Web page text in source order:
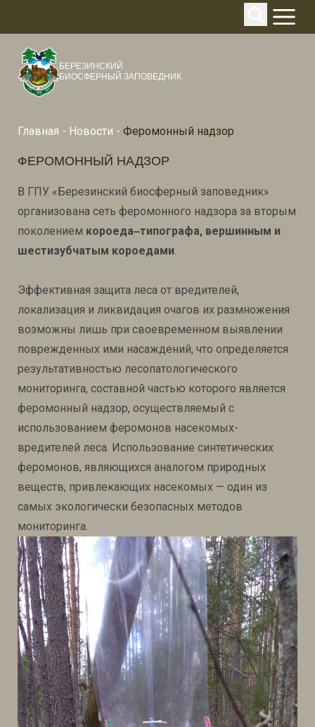
БЕРЕЗИНСКИЙ
БИОСФЕРНЫЙ ЗАПОВЕДНИК
Главная - Новости - Феромонный надзор
ФЕРОМОННЫЙ НАДЗОР
В ГПУ «Березинский биосферный заповедник»
организована сеть феромонного надзора за вторым
поколением короеда‒типографа, вершинным и
шестизубчатым короедами.
Эффективная защита леса от вредителей,
локализация и ликвидация очагов их размножения
возможны лишь при своевременном выявлении
поврежденных ими насаждений, что определяется
результативностью лесопатологического
мониторинга, составной частью которого является
феромонный надзор, осуществляемый с
использованием феромонов насекомых-
вредителей леса. Использование синтетических
феромонов, являющихся аналогом природных
веществ, привлекающих насекомых — один из
самых экологически безопасных методов
мониторинга.